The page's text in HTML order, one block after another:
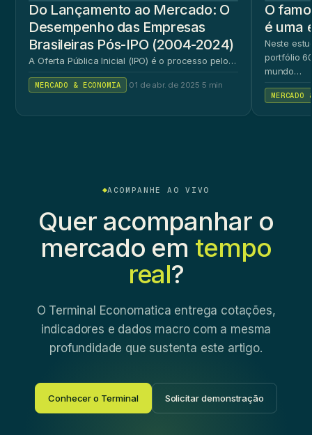
Do Lançamento ao Mercado: O
Desempenho das Empresas
Brasileiras Pós-IPO (2004-2024)
A Oferta Pública Inicial (IPO) é o processo pelo…
MERCADO & ECONOMIA 01 de abr. de 2025 5 min
O
é uma
Neste
portfólio
mundo…
MERCADO
ACOMPANHE AO VIVO
Quer acompanhar o
mercado em tempo
real?
O Terminal Economatica entrega cotações,
indicadores e dados macro com a mesma
profundidade que sustenta este artigo.
Conhecer o Terminal Solicitar demonstração